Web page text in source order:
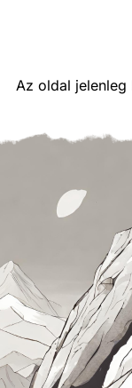
Az oldal jelenleg